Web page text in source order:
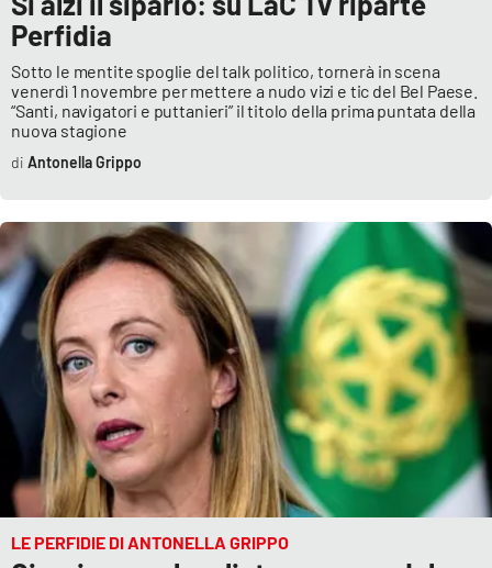
Perfidia
Sotto le mentite spoglie del talk politico, tornerà in scena
venerdì 1 novembre per mettere a nudo vizi e tic del Bel Paese.
“Santi, navigatori e puttanieri” il titolo della prima puntata della
nuova stagione
Antonella Grippo
LE PERFIDIE DI ANTONELLA GRIPPO